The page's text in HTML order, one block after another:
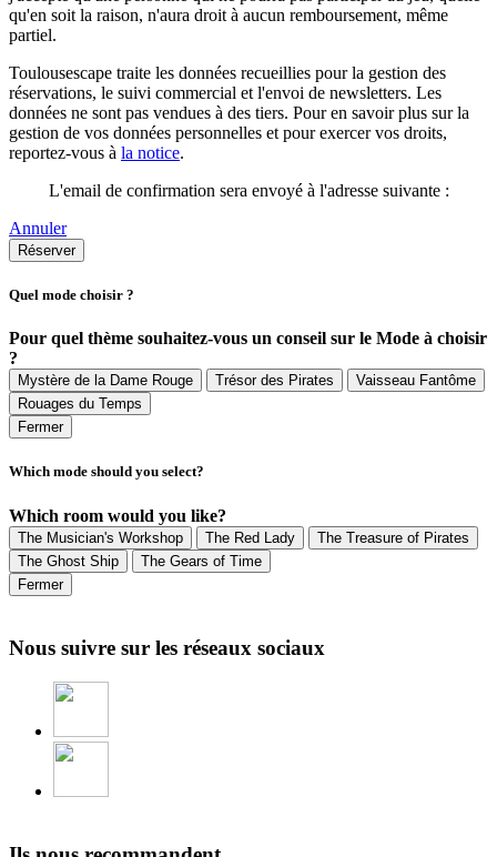
qu'en soit la raison, n'aura droit à aucun remboursement, même
partiel.
Toulousescape traite les données recueillies pour la gestion des
réservations, le suivi commercial et l'envoi de newsletters. Les
données ne sont pas vendues à des tiers. Pour en savoir plus sur la
gestion de vos données personnelles et pour exercer vos droits,
reportez-vous à la notice.
L'email de confirmation sera envoyé à l'adresse suivante :
Annuler
Réserver
Quel mode choisir ?
Pour quel thème souhaitez-vous un conseil sur le Mode à choisir
?
Mystère de la Dame Rouge Trésor des Pirates
Vaisseau Fantôme
Rouages du Temps
Fermer
Which mode should you select?
Which room would you like?
The Musician's Workshop The Red Lady
The Treasure of Pirates
The Ghost Ship
The Gears of Time
Fermer
Nous suivre sur les réseaux sociaux